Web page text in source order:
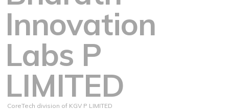
Innovation
Labs P
LIMITED
CoreTech division of KGV P LIMITED